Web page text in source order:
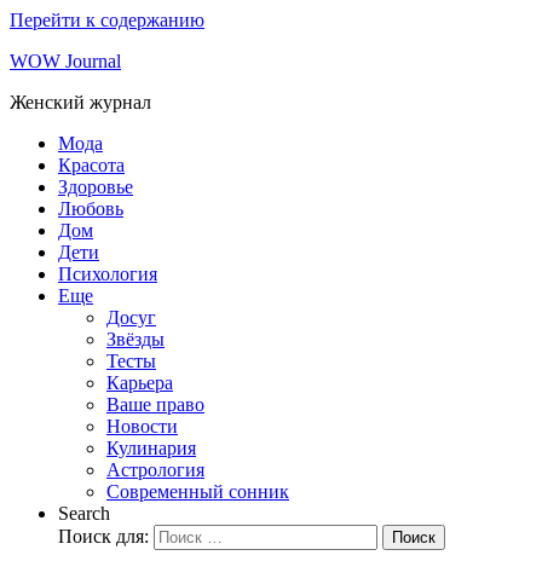
Перейти к содержанию
WOW Journal
Женский журнал
Мода
Красота
Здоровье
Любовь
Дом
Дети
Психология
Еще
Досуг
Звёзды
Тесты
Карьера
Ваше право
Новости
Кулинария
Астрология
Современный сонник
Search
Поиск для:
Поиск